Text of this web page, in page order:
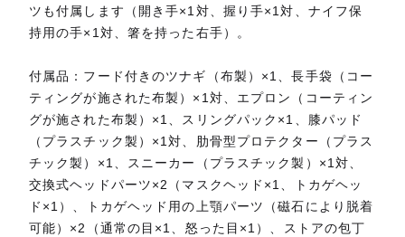
ツも付属します（開き手×1対、握り手×1対、ナイフ保
持用の手×1対、箸を持った右手）。
付属品：フード付きのツナギ（布製）×1、長手袋（コー
ティングが施された布製）×1対、エプロン（コーティン
グが施された布製）×1、スリングパック×1、膝パッド
（プラスチック製）×1対、肋骨型プロテクター（プラス
チック製）×1、スニーカー（プラスチック製）×1対、
交換式ヘッドパーツ×2（マスクヘッド×1、トカゲヘッ
ド×1）、トカゲヘッド用の上顎パーツ（磁石により脱着
可能）×2（通常の目×1、怒った目×1）、ストアの包丁